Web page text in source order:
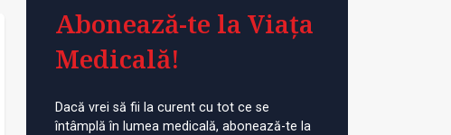
Abonează-te la Viața
Medicală!
Dacă vrei să fii la curent cu tot ce se
întâmplă în lumea medicală, abonează-te la